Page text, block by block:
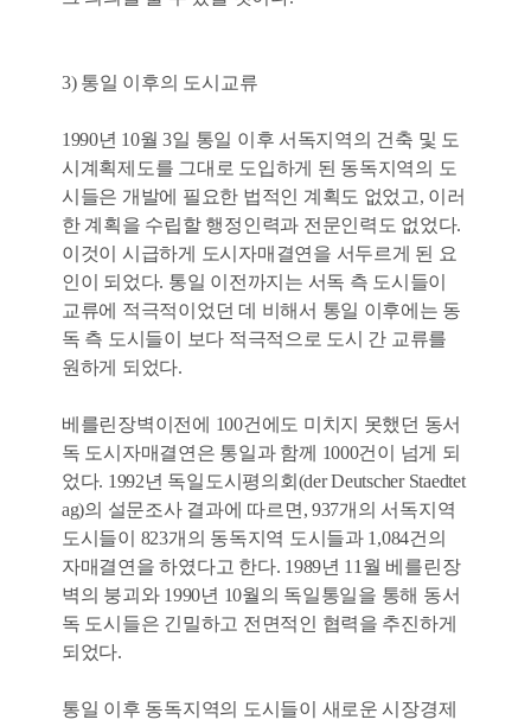
3) 통일 이후의 도시교류
1990년 10월 3일 통일 이후 서독지역의 건축 및 도
시계획제도를 그대로 도입하게 된 동독지역의 도
시들은 개발에 필요한 법적인 계획도 없었고, 이러
한 계획을 수립할 행정인력과 전문인력도 없었다.
이것이 시급하게 도시자매결연을 서두르게 된 요
인이 되었다. 통일 이전까지는 서독 측 도시들이
교류에 적극적이었던 데 비해서 통일 이후에는 동
독 측 도시들이 보다 적극적으로 도시 간 교류를
원하게 되었다.
베를린장벽이전에 100건에도 미치지 못했던 동서
독 도시자매결연은 통일과 함께 1000건이 넘게 되
었다. 1992년 독일도시평의회(der Deutscher Staedtet
ag)의 설문조사 결과에 따르면, 937개의 서독지역
도시들이 823개의 동독지역 도시들과 1,084건의
자매결연을 하였다고 한다. 1989년 11월 베를린장
벽의 붕괴와 1990년 10월의 독일통일을 통해 동서
독 도시들은 긴밀하고 전면적인 협력을 추진하게
되었다.
통일 이후 동독지역의 도시들이 새로운 시장경제